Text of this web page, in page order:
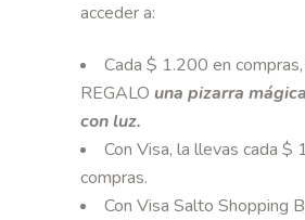
acceder a:
Cada $ 1.200 en
REGALO una pizarra
con luz.
Con Visa, la llevas cada $
compras.
Con Visa Salto Shopping